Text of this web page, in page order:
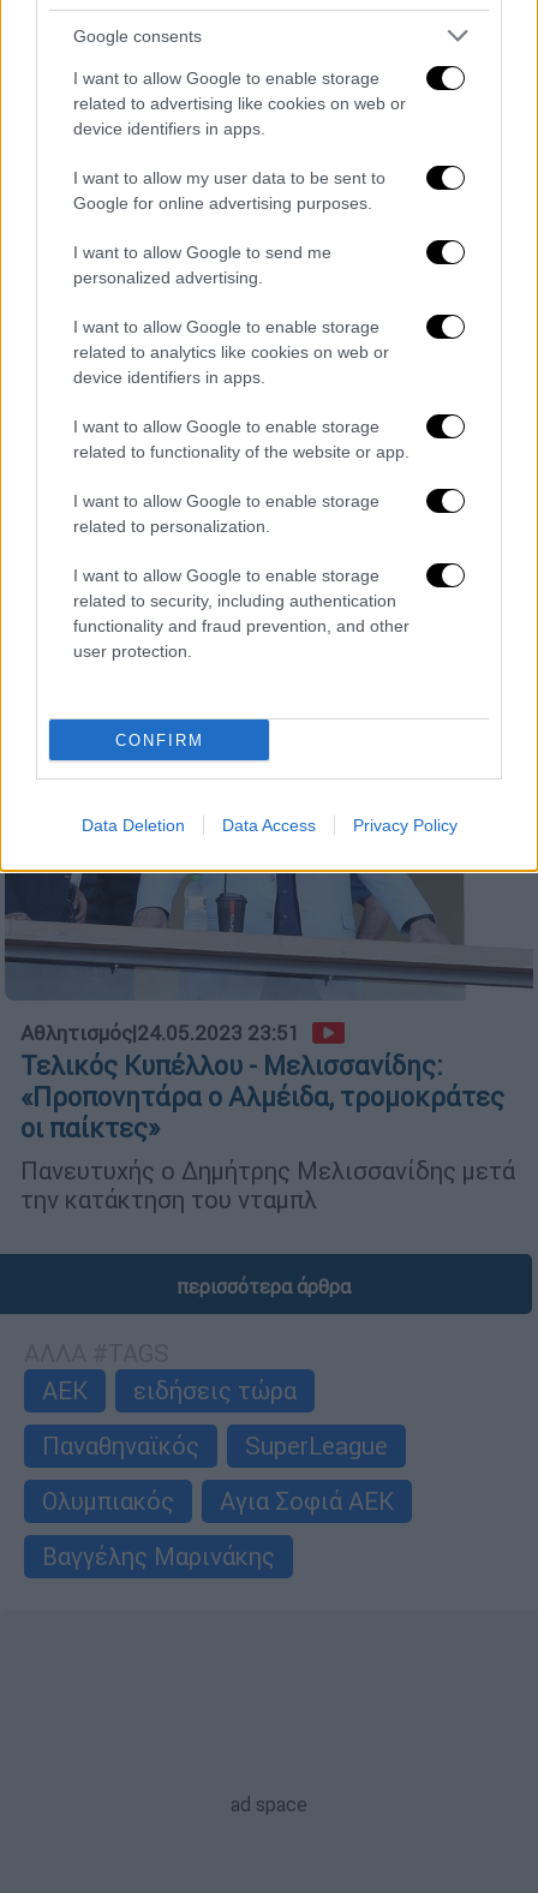
Google consents
I want to allow Google to enable storage
related to advertising like cookies on web or
device identifiers in apps.
I want to allow my user data to be sent to
Google for online advertising purposes.
I want to allow Google to send me
personalized advertising.
I want to allow Google to enable storage
related to analytics like cookies on web or
device identifiers in apps.
I want to allow Google to enable storage
related to functionality of the website or app.
I want to allow Google to enable storage
related to personalization.
I want to allow Google to enable storage
related to security, including authentication
functionality and fraud prevention, and other
user protection.
CONFIRM
Data Deletion Data Access Privacy Policy
Αθλητισμός|26.05.2023 10:29
Δημήτρης Μελισσανίδης: «Δεν έχει
έρθει η ώρα να φύγω από την ΑΕΚ»
Ο διοικητικός ηγέτης της ΑΕΚ τόνισε ότι
θέλει να δει την ομάδα του να
πραγματοποιεί πορεία και στην Ευρώπη
Αθλητισμός|24.05.2023 23:51
Τελικός Κυπέλλου - Μελισσανίδης:
«Προπονητάρα ο Αλμέιδα, τρομοκράτες
οι παίκτες»
Πανευτυχής ο Δημήτρης Μελισσανίδης μετά
την κατάκτηση του νταμπλ
περισσότερα άρθρα
ΑΕΚ
ειδήσεις τώρα
Παναθηναϊκός
SuperLeague
Ολυμπιακός
Αγια Σοφιά ΑΕΚ
Βαγγέλης Μαρινάκης